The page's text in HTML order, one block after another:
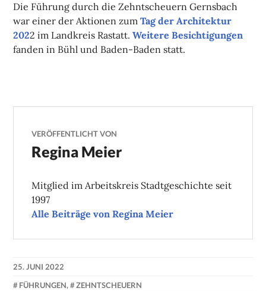
Die Führung durch die Zehntscheuern Gernsbach
war einer der Aktionen zum Tag der Architektur
2022 im Landkreis Rastatt.Weitere Besichtigungen
fanden in Bühl und Baden-Baden statt.
VERÖFFENTLICHT VON
Regina Meier
Mitglied im Arbeitskreis Stadtgeschichte seit
1997
Alle Beiträge von Regina Meier
25. JUNI 2022
FÜHRUNGEN, ZEHNTSCHEUERN